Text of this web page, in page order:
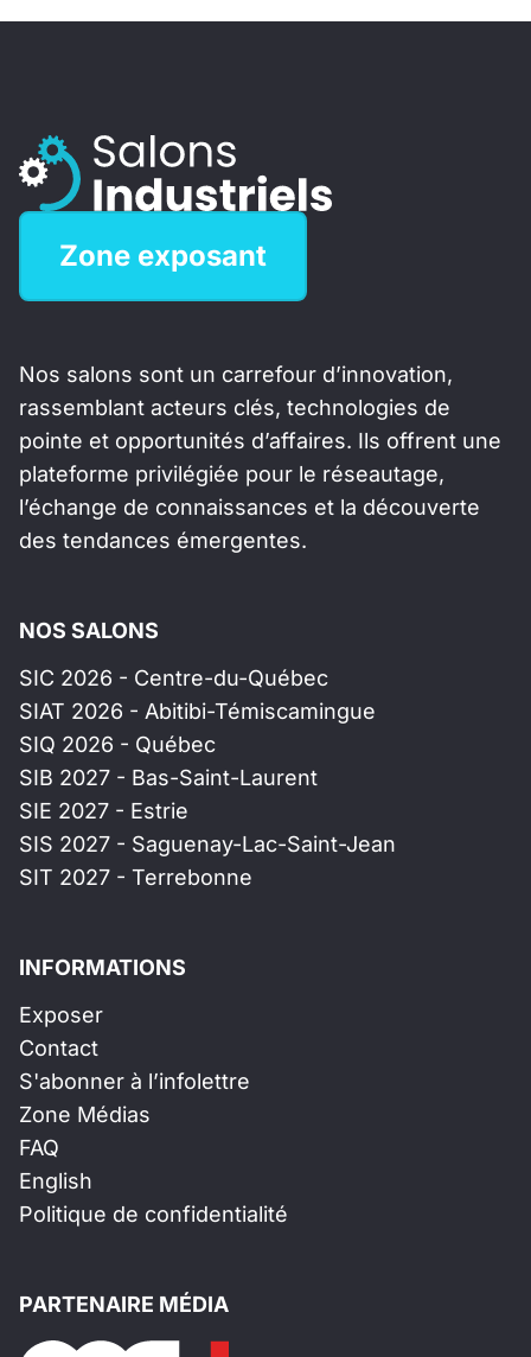
Zone exposant
Nos salons sont un carrefour d’innovation,
rassemblant acteurs clés, technologies de
pointe et opportunités d’affaires. Ils offrent une
plateforme privilégiée pour le réseautage,
l’échange de connaissances et la découverte
des tendances émergentes.
NOS SALONS
SIC 2026 - Centre-du-Québec
SIAT 2026 - Abitibi-Témiscamingue
SIQ 2026 - Québec
SIB 2027 - Bas-Saint-Laurent
SIE 2027 - Estrie
SIS 2027 - Saguenay-Lac-Saint-Jean
SIT 2027 - Terrebonne
INFORMATIONS
Exposer
Contact
S'abonner à l’infolettre
Zone Médias
FAQ
English
Politique de confidentialité
PARTENAIRE MÉDIA